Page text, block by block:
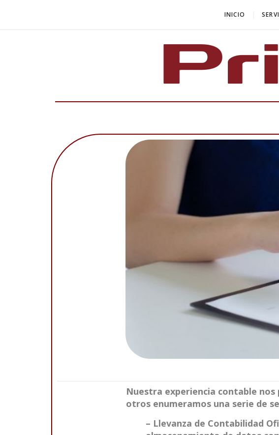
INICIO
Nuestra experiencia contable
otros enumeramos una serie de
– Llevanza de Contabilidad